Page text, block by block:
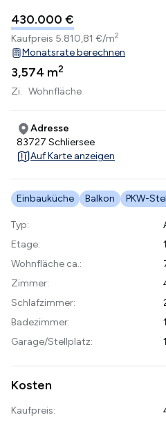
430.000 €
Kaufpreis 5.810,81 €/m2
Monatsrate berechnen
3,5
Zi.
74 m2
Wohnfläche
Adresse
83727 Schliersee
Auf Karte anzeigen
Einbauküche Balkon PKW-
Typ:
Etage:
1
Wohnfläche ca.:
Zimmer:
Schlafzimmer:
Badezimmer:
1
Garage/Stellplatz:
Kosten
Kaufpreis: